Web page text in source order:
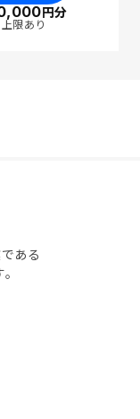
円分
限あり
ある